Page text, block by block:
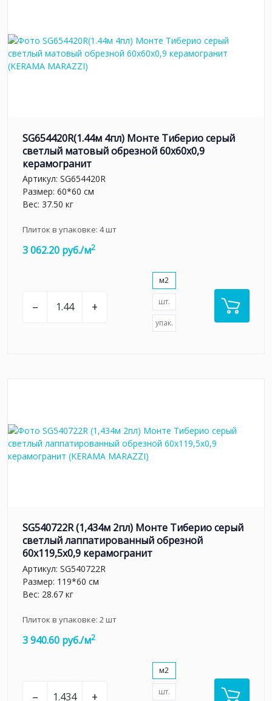
SG654420R(1.44м 4пл) Монте Тиберио серый
светлый матовый обрезной 60x60x0,9
керамогранит
Артикул: SG654420R
Размер: 60*60 см
Вес: 37.50 кг
Плиток в упаковке: 4шт
3 062.20 руб./м2
– +
м2
шт.
упак.
SG540722R (1,434м 2пл) Монте Тиберио серый
светлый лаппатированный обрезной
60x119,5x0,9 керамогранит
Артикул: SG540722R
Размер: 119*60 см
Вес: 28.67 кг
Плиток в упаковке: 2шт
3 940.60 руб./м2
– +
м2
шт.